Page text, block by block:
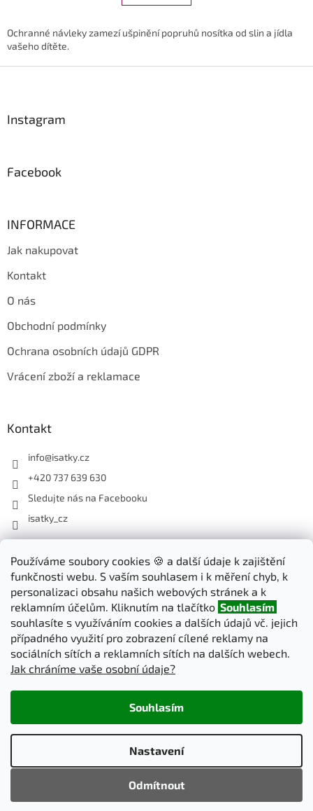
Používáme soubory cookies 🍪 a další údaje k zajištění
funkčnosti webu. S vaším souhlasem i k měření chyb, k
personalizaci obsahu našich webových stránek a k
reklamním účelům. Kliknutím na tlačítko Souhlasím
souhlasíte s využíváním cookies a dalších údajů vč. jejich
případného využití pro zobrazení cílené reklamy na
sociálních sítích a reklamních sítích na dalších webech.
Jak chráníme vaše osobní údaje?
Nastavení
Odmítnout
Souhlasím
á
a
k
v
í
Ochranné návleky zamezí ušpinění popruhů nosítka od slin a jídla
vašeho dítěte.
Instagram
Facebook
INFORMACE
Jak nakupovat
Kontakt
O nás
Obchodní podmínky
Ochrana osobních údajů GDPR
Vrácení zboží a reklamace
Kontakt
info@isatky.cz
+420 737 639 630
Sledujte nás na Facebooku
isatky_cz
Odebírat newsletter
Vložte svůj e-mail a my vám budeme zasílat informace o nových
produktech na našem e-shopu.
E-mail
PŘIHLÁSIT SE
nastavení cookies